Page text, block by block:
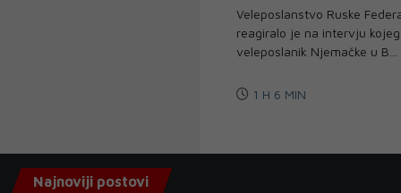
Veleposlanstvo Ruske
reagiralo je na intervju
veleposlanik Njemačke u B...
1 H 6 MIN
Najnoviji postovi